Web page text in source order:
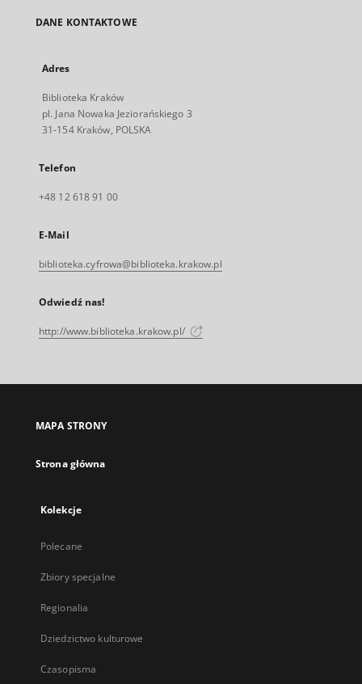
DANE KONTAKTOWE
Adres
Biblioteka Kraków
pl. Jana Nowaka Jeziorańskiego 3
31-154 Kraków, POLSKA
Telefon
+48 12 618 91 00
E-Mail
biblioteka.cyfrowa@biblioteka.krakow.pl
Odwiedź nas!
http://www.biblioteka.krakow.pl/
MAPA STRONY
Strona główna
Kolekcje
Polecane
Zbiory specjalne
Regionalia
Dziedzictwo kulturowe
Czasopisma